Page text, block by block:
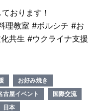
おります！
理教室 #ボルシチ #お
共生 #ウクライナ支援
お好み焼き
古屋イベント
国際交流
日本